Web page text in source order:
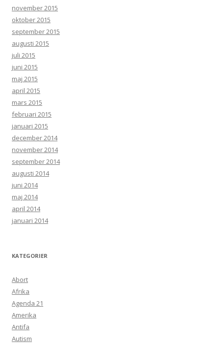
november 2015
oktober 2015
september 2015
augusti 2015
juli 2015
juni 2015
maj 2015
april 2015
mars 2015
februari 2015
januari 2015
december 2014
november 2014
september 2014
augusti 2014
juni 2014
maj 2014
april 2014
januari 2014
KATEGORIER
Abort
Afrika
Agenda 21
Amerika
Antifa
Autism